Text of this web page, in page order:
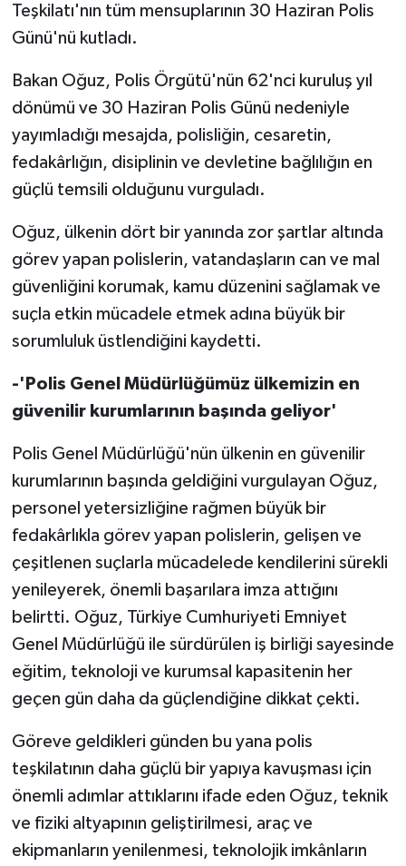
Teşkilatı'nın tüm mensuplarının 30 Haziran Polis
Günü'nü kutladı.
Bakan Oğuz, Polis Örgütü'nün 62'nci kuruluş yıl
dönümü ve 30 Haziran Polis Günü nedeniyle
yayımladığı mesajda, polisliğin, cesaretin,
fedakârlığın, disiplinin ve devletine bağlılığın en
güçlü temsili olduğunu vurguladı.
Oğuz, ülkenin dört bir yanında zor şartlar altında
görev yapan polislerin, vatandaşların can ve mal
güvenliğini korumak, kamu düzenini sağlamak ve
suçla etkin mücadele etmek adına büyük bir
sorumluluk üstlendiğini kaydetti.
-'Polis Genel Müdürlüğümüz ülkemizin en
güvenilir kurumlarının başında geliyor'
Polis Genel Müdürlüğü'nün ülkenin en güvenilir
kurumlarının başında geldiğini vurgulayan Oğuz,
personel yetersizliğine rağmen büyük bir
fedakârlıkla görev yapan polislerin, gelişen ve
çeşitlenen suçlarla mücadelede kendilerini sürekli
yenileyerek, önemli başarılara imza attığını
belirtti. Oğuz, Türkiye Cumhuriyeti Emniyet
Genel Müdürlüğü ile sürdürülen iş birliği sayesinde
eğitim, teknoloji ve kurumsal kapasitenin her
geçen gün daha da güçlendiğine dikkat çekti.
Göreve geldikleri günden bu yana polis
teşkilatının daha güçlü bir yapıya kavuşması için
önemli adımlar attıklarını ifade eden Oğuz, teknik
ve fiziki altyapının geliştirilmesi, araç ve
ekipmanların yenilenmesi, teknolojik imkânların
Nöbetçi Eczaneler
ÖZEL HABER
SİYASET
TATLISU
TEKNOLOJİ
YAŞAM